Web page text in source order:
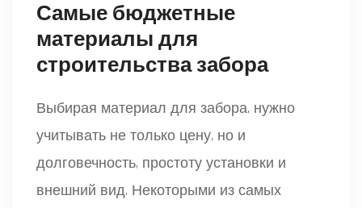
Самые бюджетные
материалы для
строительства забора
Выбирая материал для забора, нужно
учитывать не только цену, но и
долговечность, простоту установки и
внешний вид. Некоторыми из самых